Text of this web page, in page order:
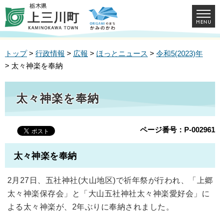
トップ> 行政情報 > 広報 > ほっとニュース > 令和5(2023)年
> 太々神楽を奉納
太々神楽を奉納
ページ番号：P-002961
太々神楽を奉納
2月27日、五社神社(大山地区)で祈年祭が行われ、「上郷
太々神楽保存会」と「大山五社神社太々神楽愛好会」に
よる太々神楽が、2年ぶりに奉納されました。